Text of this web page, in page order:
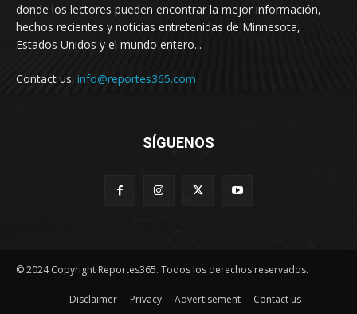
donde los lectores pueden encontrar la mejor información,
hechos recientes y noticias entretenidas de Minnesota,
Estados Unidos y el mundo entero...
Contact us: info@reportes365.com
SÍGUENOS
© 2024 Copyright Reportes365. Todos los derechos reservados.
Disclaimer Privacy Advertisement Contact us